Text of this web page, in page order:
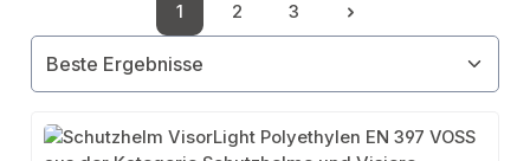
Seite
1
Seite
2
Seite
3